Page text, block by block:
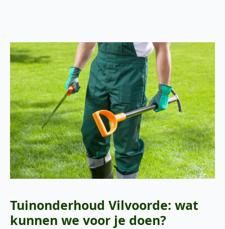
Tuinonderhoud Vilvoorde: wat
kunnen we voor je doen?